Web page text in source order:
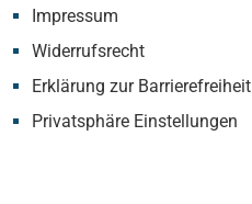
Impressum
Widerrufsrecht
Erklärung zur Barrierefreiheit
Privatsphäre Einstellungen